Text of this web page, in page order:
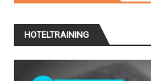
HOTELTRAINING